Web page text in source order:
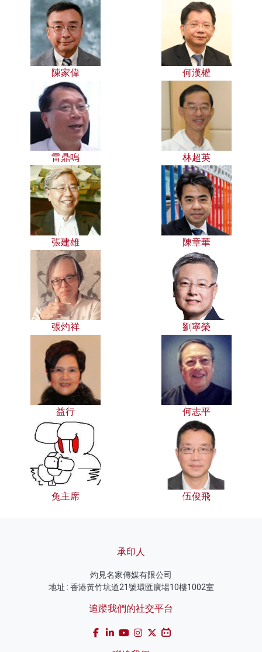
陳家偉 何漢權
雷鼎鳴 林超英
張建雄 陳章華
張灼祥 劉寧榮
益行 何志平
兔主席 伍俊飛
承印人
灼見名家傳媒有限公司
地址 : 香港黃竹坑道21號環匯廣場10樓1002室
追蹤我們的社交平台